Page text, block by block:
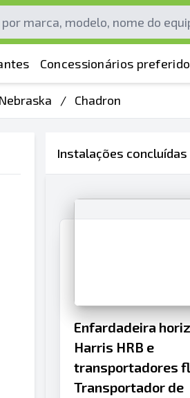
Concessionários
Nebraska / Chadron
Instalações concluídas
Enfardadeira
Harris HRB e
transportadores
Transportador de